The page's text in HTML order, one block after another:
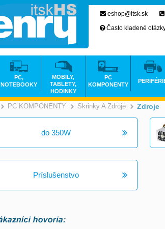
>
PC KOMPONENTY >
Skrinky A Zdroje Zdroje
do 350W
Príslušenstvo
eshop@itsk.sk
Často kladené
PC,
NOTEBOOKY
MOBILY,
TABLETY,
HODINKY
PC
KOMPONENTY